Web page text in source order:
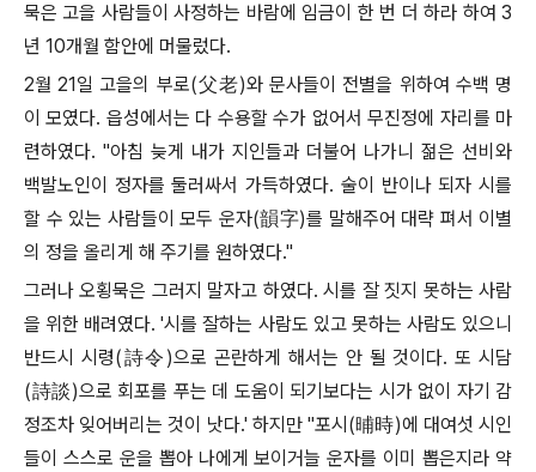
묵은 고을 사람들이 사정하는 바람에 임금이 한 번 더 하라 하여 3
년 10개월 함안에 머물렀다.
2월21 일 고을의 부로(父老)와 문사들이 전별을 위하여 수백 명
이 모였다. 읍성에서는 다 수용할 수가 없어서 무진정에 자리를 마
련하였다. "아침 늦게 내가 지인들과 더불어 나가니 젊은 선비와
백발노인이 정자를 둘러싸서 가득하였다. 술이 반이나 되자 시를
할 수 있는 사람들이 모두 운자(韻字)를 말해주어 대략 펴서 이별
의 정을 올리게 해 주기를 원하였다."
그러나 오횡묵은 그러지 말자고 하였다.시를 잘 짓지 못하는 사람
을 위한 배려였다. '시를 잘하는 사람도 있고 못하는 사람도 있으니
반드시 시령(詩令 )으로 곤란하게 해서는 안 될 것이다.또 시담
(詩談)으로 회포를 푸는 데 도움이 되기보다는 시가 없이 자기 감
정조차 잊어버리는 것이 낫다.' 하지만"포시 (晡時)에 대여섯 시인
들이 스스로 운을 뽑아 나에게 보이거늘 운자를 이미 뽑은지라 약